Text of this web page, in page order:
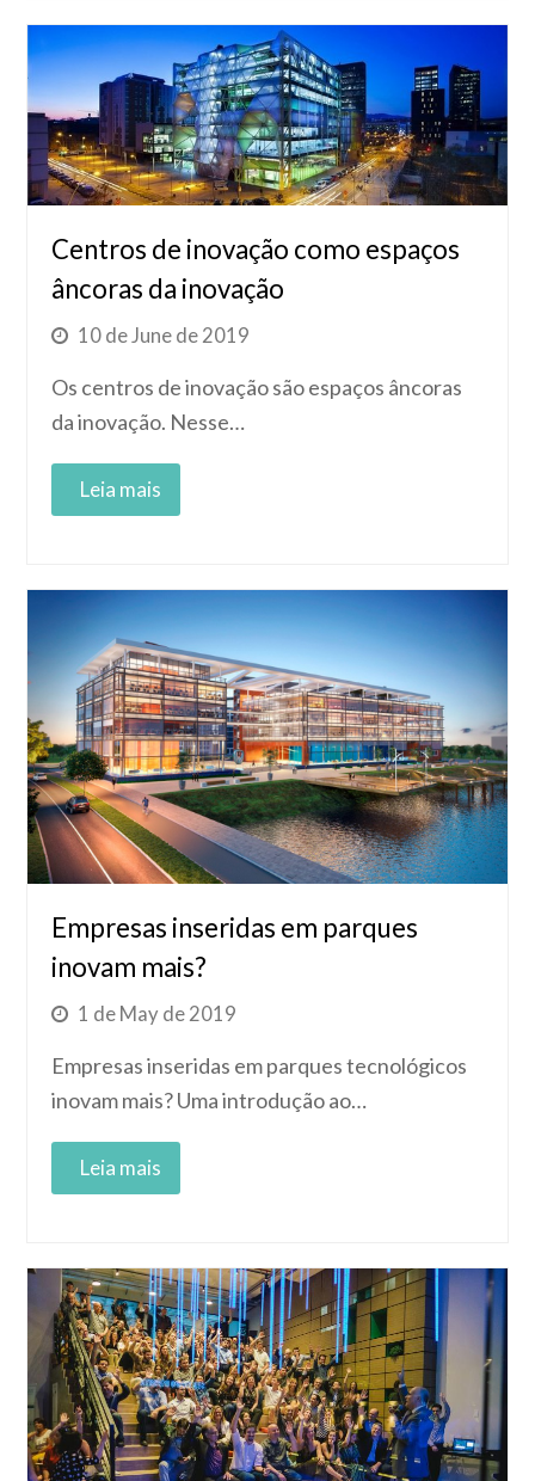
Centros de inovação como espaços
âncoras da inovação
10 de June de 2019
Os centros de inovação são espaços âncoras
da inovação. Nesse…
Empresas inseridas em parques
inovam mais?
1 de May de 2019
Empresas inseridas em parques tecnológicos
inovam mais? Uma introdução ao…